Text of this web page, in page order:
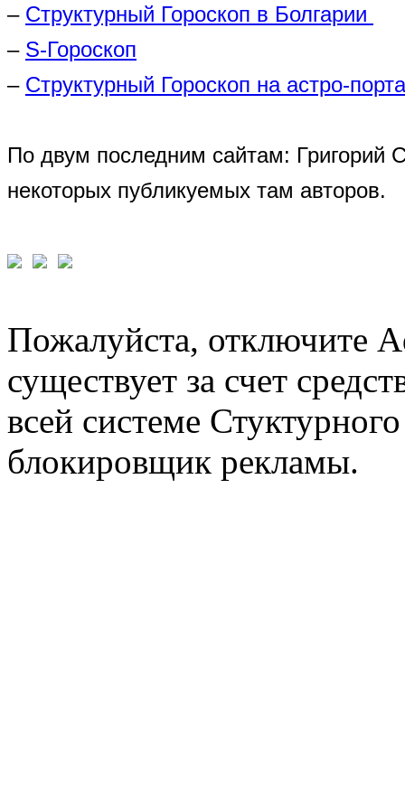
– Структурный Гороскоп в Болгарии
– S-Гороскоп
– Структурный Гороскоп на астро-
По двум последним сайтам: Григорий
некоторых публикуемых там авторов.
Пожалуйста, отключите
существует за счет
всей системе
блокировщик рекламы.